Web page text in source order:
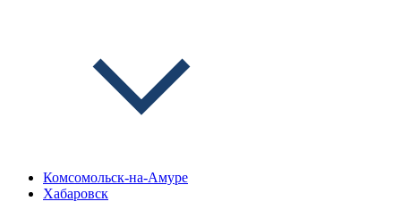
Комсомольск-на-Амуре
Хабаровск